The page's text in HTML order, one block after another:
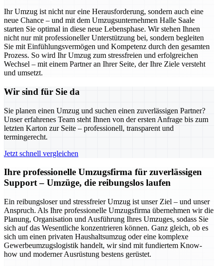
Ihr Umzug ist nicht nur eine Herausforderung, sondern auch eine
neue Chance – und mit dem Umzugsunternehmen Halle Saale
starten Sie optimal in diese neue Lebensphase. Wir stehen Ihnen
nicht nur mit professioneller Unterstützung bei, sondern begleiten
Sie mit Einfühlungsvermögen und Kompetenz durch den gesamten
Prozess. So wird Ihr Umzug zum stressfreien und erfolgreichen
Wechsel – mit einem Partner an Ihrer Seite, der Ihre Ziele versteht
und umsetzt.
Wir sind für Sie da
Sie planen einen Umzug und suchen einen zuverlässigen Partner?
Unser erfahrenes Team steht Ihnen von der ersten Anfrage bis zum
letzten Karton zur Seite – professionell, transparent und
termingerecht.
Jetzt schnell vergleichen
Ihre professionelle Umzugsfirma für zuverlässigen
Support – Umzüge, die reibungslos laufen
Ein reibungsloser und stressfreier Umzug ist unser Ziel – und unser
Anspruch. Als Ihre professionelle Umzugsfirma übernehmen wir die
Planung, Organisation und Ausführung Ihres Umzuges, sodass Sie
sich auf das Wesentliche konzentrieren können. Ganz gleich, ob es
sich um einen privaten Haushaltsumzug oder eine komplexe
Gewerbeumzugslogistik handelt, wir sind mit fundiertem Know-
how und moderner Ausrüstung bestens gerüstet.